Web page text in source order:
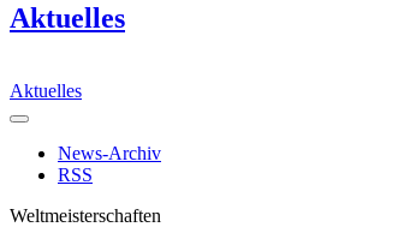
Aktuelles
Aktuelles
News-Archiv
RSS
Weltmeisterschaften